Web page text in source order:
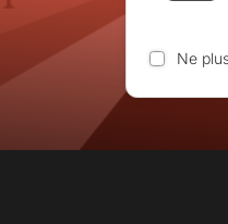
Ne